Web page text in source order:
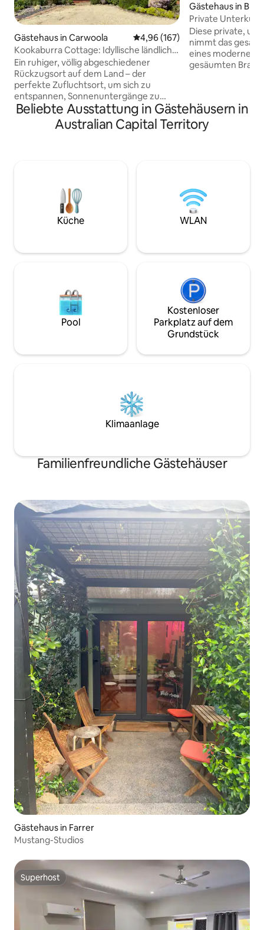
Gästehaus in Carwoola Durchschnittliche Bewertung:
4,96 (167)
Kookaburra Cottage: Idyllische ländliche
Unterkunft mit Kingsize-Doppelbett
Ein ruhiger, völlig abgeschiedener
Rückzugsort auf dem Land – der
perfekte Zufluchtsort, um sich zu
entspannen, Sonnenuntergänge zu
beobachten und die Tierwelt zu
Luxuriöses King-Ecosa-Bett und
Unbegrenztes WLAN und Smart-
TV/Chromecast - Kochnische, die für die
Zubereitung leichter Mahlzeiten
ausgestattet ist DIE LAGE 10 Minuten
Wanderwegen des Naturreservats
beobachten und die Tierwelt zu
Gästehaus in
Private
Diese private,
nimmt das
eines modernen
gesäumten
Wohnzimmer,
einen Balkon und
Nähe von
halten. Sie ist nur
Spaziergang von
Restaurants in
nur einen
Beliebte Ausstattung in Gästehäusern in
Australian Capital Territory
Küche WLAN
Pool
Kostenloser
Parkplatz auf dem
Grundstück
Klimaanlage
Familienfreundliche Gästehäuser
Gästehaus in Farrer
Mustang-Studios
Superhost
Superhost